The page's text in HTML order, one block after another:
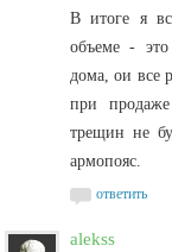
В итоге я
объеме - это
дома, ои все
при
трещин не
армопояс.
ответить
alekss